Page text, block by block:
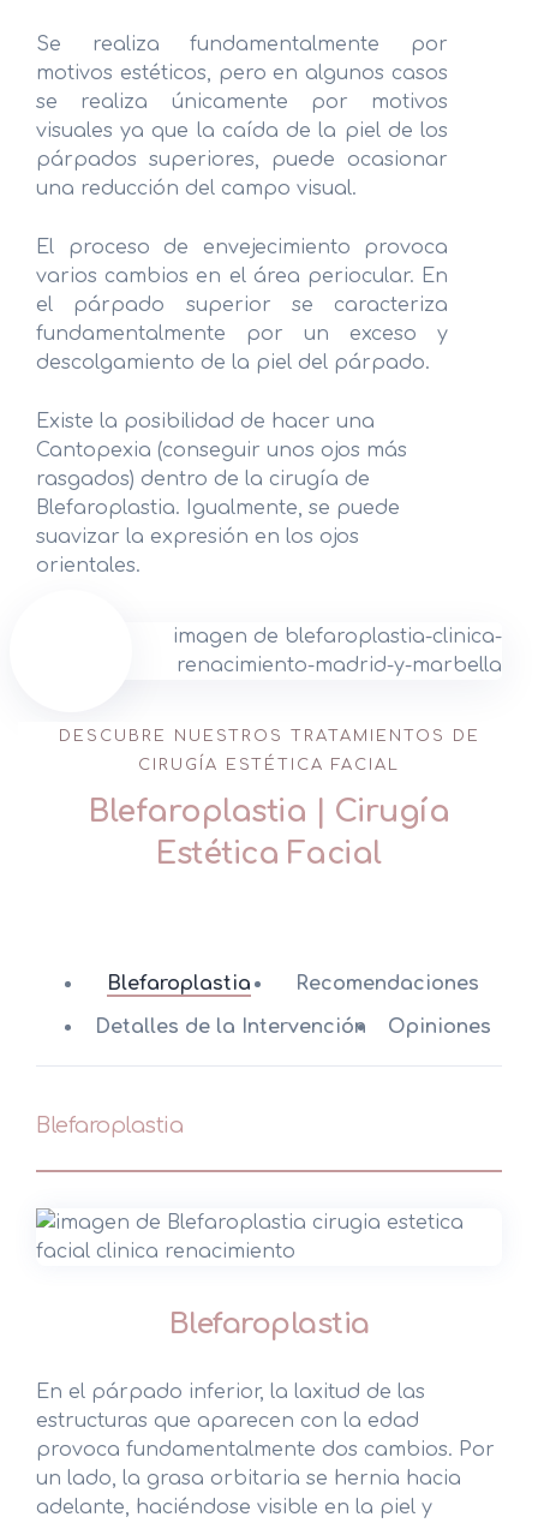
Cirugía Plástica, Estética y Reparadora
Medicina Estética Facial
Medicina Estética Corporal
Medicina Estética Vascular
Medicina Estética Capilar
Medicina Estética Belleza
Dietética y Nutrición
Unidad de Depilación Láser
Se realiza fundamentalmente por
motivos estéticos, pero en algunos casos
se realiza únicamente por motivos
visuales ya que la caída de la piel de los
párpados superiores, puede ocasionar
una reducción del campo visual.
El proceso de envejecimiento provoca
varios cambios en el área periocular. En
el párpado superior se caracteriza
fundamentalmente por un exceso y
descolgamiento de la piel del párpado.
Existe la posibilidad de hacer una
Cantopexia (conseguir unos ojos más
rasgados) dentro de la cirugía de
Blefaroplastia. Igualmente, se puede
suavizar la expresión en los ojos
orientales.
DESCUBRE NUESTROS TRATAMIENTOS DE
CIRUGÍA ESTÉTICA FACIAL
Blefaroplastia | Cirugía
Estética Facial
Blefaroplastia
Recomendaciones
Detalles de la Intervención
Opiniones
Blefaroplastia
Blefaroplastia
En el párpado inferior, la laxitud de las
estructuras que aparecen con la edad
provoca fundamentalmente dos cambios. Por
un lado, la grasa orbitaria se hernia hacia
adelante, haciéndose visible en la piel y